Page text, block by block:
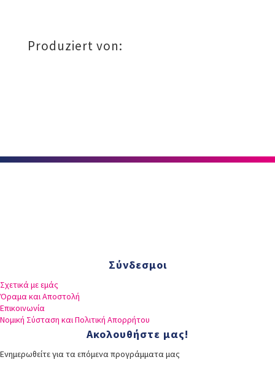
Produziert von:
Σύνδεσμοι
Σχετικά με εμάς
Όραμα και Αποστολή
Επικοινωνία
Nομική Σύσταση και Πολιτική Απορρήτου
Ακολουθήστε μας!
Ενημερωθείτε για τα επόμενα προγράμματα μας